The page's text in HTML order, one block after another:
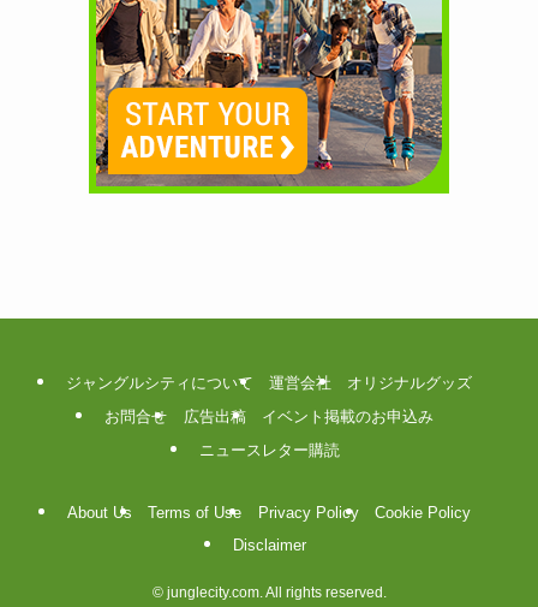
ジャングルシティについて 運営会社
オリジナルグッズ
お問合せ
広告出稿
イベント掲載のお申込み
ニュースレター購読
About Us Terms of Use Privacy Policy
Cookie Policy
Disclaimer
©junglecity.com. All rights reserved.